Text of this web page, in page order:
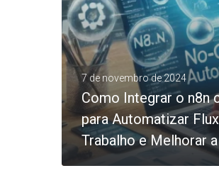
7 de novembro de 2024
Como Integrar o n8n
para Automatizar
Trabalho e Melhorar